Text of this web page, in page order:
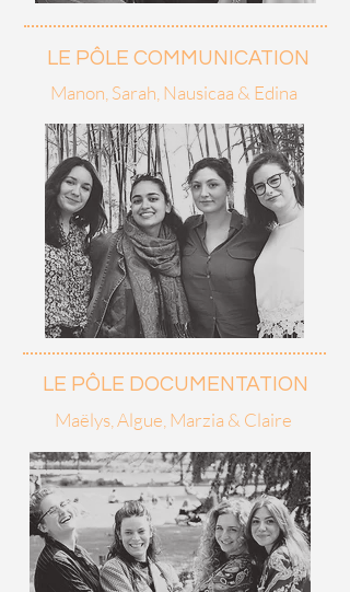
LE PÔLE COMMUNICATION
Manon, Sarah, Nausicaa & Edina
LE PÔLE DOCUMENTATION
Maëlys, Algue, Marzia & Claire